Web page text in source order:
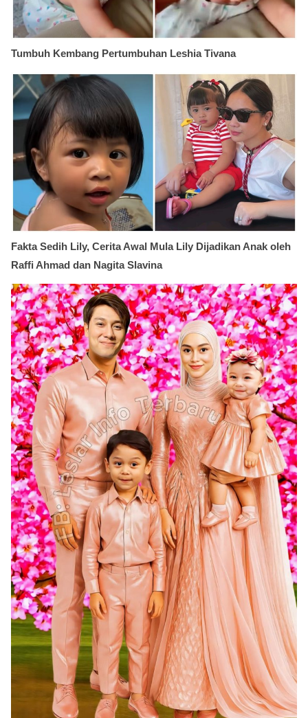
Tumbuh Kembang Pertumbuhan Leshia Tivana
Fakta Sedih Lily, Cerita Awal Mula Lily Dijadikan Anak oleh
Raffi Ahmad dan Nagita Slavina